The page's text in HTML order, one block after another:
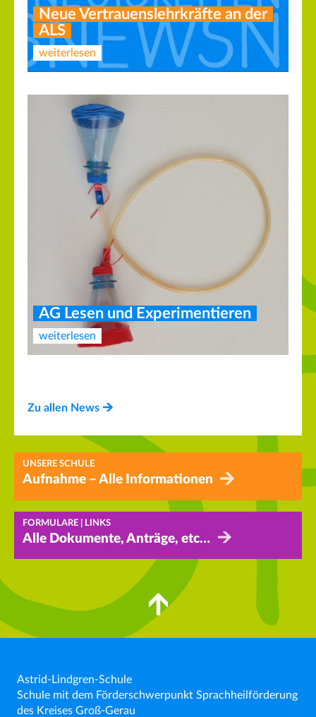
Neue Vertrauenslehrkräfte an der
ALS
weiterlesen
AG Lesen und Experimentieren
weiterlesen
Neuer Vorstand des Fördervereins
Zu allen News
UNSERE SCHULE
Aufnahme – Alle Informationen
FORMULARE | LINKS
Alle Dokumente, Anträge, etc…
Astrid-Lindgren-Schule
Schule mit dem Förderschwerpunkt Sprachheilförderung
des Kreises Groß-Gerau